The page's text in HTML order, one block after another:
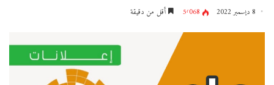
8 ديسمبر 2022 5٬068 أقل من دقيقة